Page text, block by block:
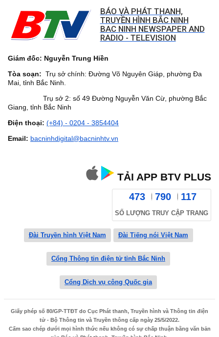
BÁO VÀ PHÁT THANH,
TRUYỀN HÌNH BẮC NINH
BAC NINH NEWSPAPER AND
RADIO - TELEVISION
Giám đốc: Nguyễn Trung Hiền
Tòa soạn: Trụ sở chính: Đường Võ Nguyên Giáp, phường Đa
Mai, tỉnh Bắc Ninh.
Trụ sở 2: số 49 Đường Nguyễn Văn Cừ, phường Bắc
Giang, tỉnh Bắc Ninh
Điện thoại: (+84) - 0204 - 3854404
Email: bacninhdigital@bacninhtv.vn
TẢI APP BTV PLUS
473 790 117
SỐ LƯỢNG TRUY CẬP TRANG
Đài Truyền hình Việt Nam Đài Tiếng nói Việt Nam
Cổng Thông tin điện tử tỉnh Bắc Ninh
Cổng Dịch vụ công Quốc gia
Giấy phép số 80/GP-TTĐT do Cục Phát thanh, Truyền hình và Thông tin điện
tử - Bộ Thông tin và Truyền thông cấp ngày 25/5/2022.
Cấm sao chép dưới mọi hình thức nếu không có sự chấp thuận bằng văn bản